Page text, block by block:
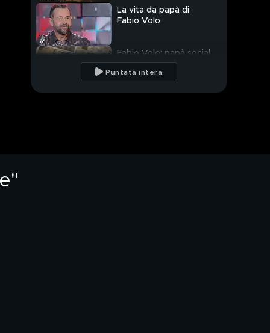
La vita da papà di
Fabio Volo
Fabio Volo: papà social
Puntata intera